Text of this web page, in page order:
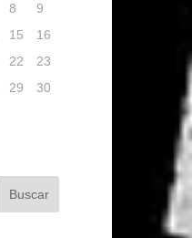
8
9
15
16
22
23
29
30